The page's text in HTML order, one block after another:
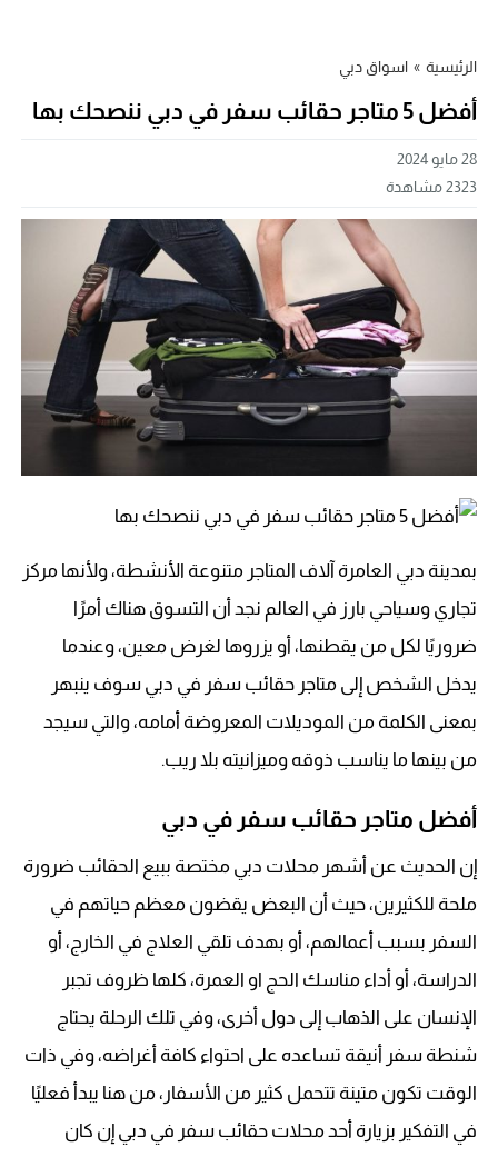
الرئيسية » اسواق دبي
أفضل 5 متاجر حقائب سفر في دبي ننصحك بها
28 مايو 2024
2323مشاهدة
بمدينة دبي العامرة آلاف المتاجر متنوعة الأنشطة، ولأنها مركز
تجاري وسياحي بارز في العالم نجد أن التسوق هناك أمرًا
ضروريًا لكل من يقطنها، أو يزروها لغرض معين، وعندما
يدخل الشخص إلى متاجر حقائب سفر في دبي سوف ينبهر
بمعنى الكلمة من الموديلات المعروضة أمامه، والتي سيجد
من بينها ما يناسب ذوقه وميزانيته بلا ريب.
أفضل متاجر حقائب سفر في دبي
إن الحديث عن أشهر محلات دبي مختصة ببيع الحقائب ضرورة
ملحة للكثيرين، حيث أن البعض يقضون معظم حياتهم في
السفر بسبب أعمالهم، أو بهدف تلقي العلاج في الخارج، أو
الدراسة، أو أداء مناسك الحج او العمرة، كلها ظروف تجبر
الإنسان على الذهاب إلى دول أخرى، وفي تلك الرحلة يحتاج
شنطة سفر أنيقة تساعده على احتواء كافة أغراضه، وفي ذات
الوقت تكون متينة تتحمل كثير من الأسفار، من هنا يبدأ فعليًا
في التفكير بزيارة أحد محلات حقائب سفر في دبي إن كان